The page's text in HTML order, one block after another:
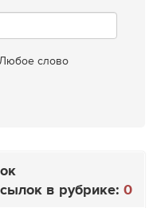
слово
в рубрике: 0